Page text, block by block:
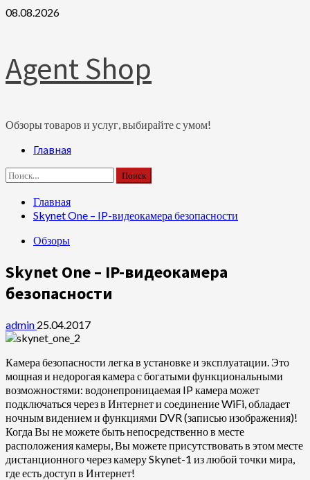
Перейти
08.08.2026
Agent Shop
Обзоры товаров и услуг, выбирайте с умом!
ОсновноеГлавная
Найти:
Главная
Skynet One – IP-видеокамера безопасности
Обзоры
Skynet One – IP-видеокамера
безопасности
admin 25.04.2017
Камера безопасности легка в установке и эксплуатации. Это
мощная и недорогая камера с богатыми функциональными
возможностями: водонепроницаемая IP камера может
подключаться через в Интернет и соединение WiFi, обладает
ночным видением и функциями DVR (записью изображения)!
Когда Вы не можете быть непосредственно в месте
расположения камеры, Вы можете присутствовать в этом месте
дистанционного через камеру Skynet-1 из любой точки мира,
где есть доступ в Интернет!